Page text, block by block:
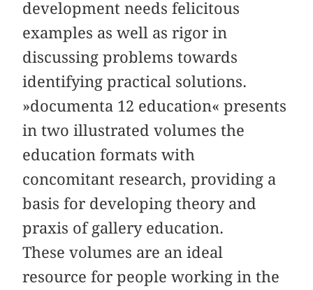
development needs felicitous
examples as well as rigor in
discussing problems towards
identifying practical solutions.
»documenta 12 education« presents
in two illustrated volumes the
education formats with
concomitant research, providing a
basis for developing theory and
praxis of gallery education.
These volumes are an ideal
resource for people working in the